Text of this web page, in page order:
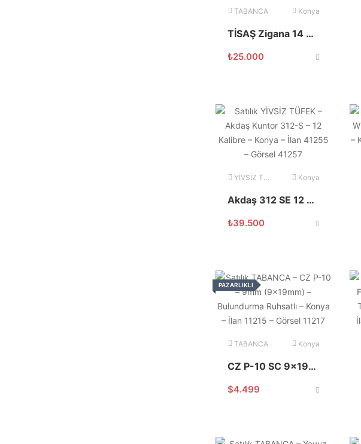
TABANCA Konya
TİSAŞ Zigana 14 9×19
₺25.000
YİVSİZ TÜFEK Konya
Akdaş 312 SE 12 Kalibre 71 Namlu
₺39.500
PAZARLIKLI
TABANCA Konya
CZ P-10 SC 9x19mm
$4.499